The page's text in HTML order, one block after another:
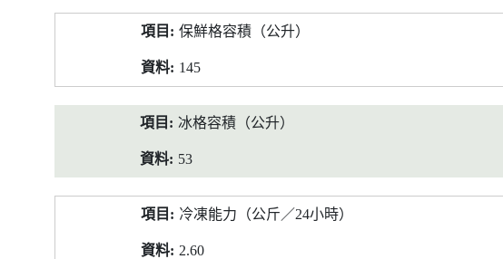
保鮮格容積（公升）
145
冰格容積（公升）
53
冷凍能力（公斤／24小時）
2.60